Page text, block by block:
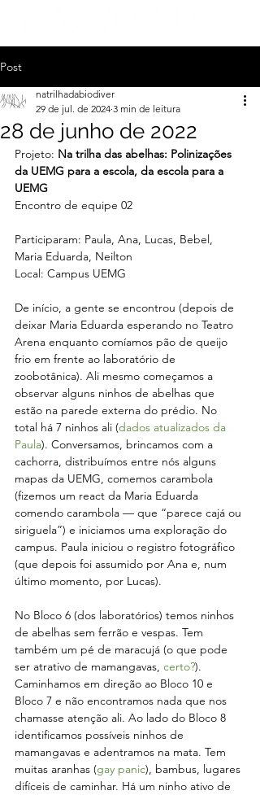
Post
28 de junho de 2022
natrilhadabiodiver
29 de jul. de 2024 3 min de leitura
Projeto: Na trilha das abelhas: Polinizações
da UEMG para a escola, da escola para a
UEMG
Encontro de equipe 02
Participaram: Paula, Ana, Lucas, Bebel,
Maria Eduarda, Neilton
Local: Campus UEMG
De início, a gente se encontrou (depois de
deixar Maria Eduarda esperando no Teatro
Arena enquanto comíamos pão de queijo
frio em frente ao laboratório de
zoobotânica). Ali mesmo começamos a
observar alguns ninhos de abelhas que
estão na parede externa do prédio. No
total há 7 ninhos ali (dados atualizados da
Paula). Conversamos, brincamos com a
cachorra, distribuímos entre nós alguns
mapas da UEMG, comemos carambola
(fizemos um react da Maria Eduarda
comendo carambola — que “parece cajá ou
siriguela”) e iniciamos uma exploração do
campus. Paula iniciou o registro fotográfico
(que depois foi assumido por Ana e, num
último momento, por Lucas).
No Bloco 6 (dos laboratórios) temos ninhos
de abelhas sem ferrão e vespas. Tem
também um pé de maracujá (o que pode
ser atrativo de mamangavas, certo?).
Caminhamos em direção ao Bloco 10 e
Bloco 7 e não encontramos nada que nos
chamasse atenção ali. Ao lado do Bloco 8
identificamos possíveis ninhos de
mamangavas e adentramos na mata. Tem
muitas aranhas (gay panic), bambus, lugares
difíceis de caminhar. Há um ninho ativo de